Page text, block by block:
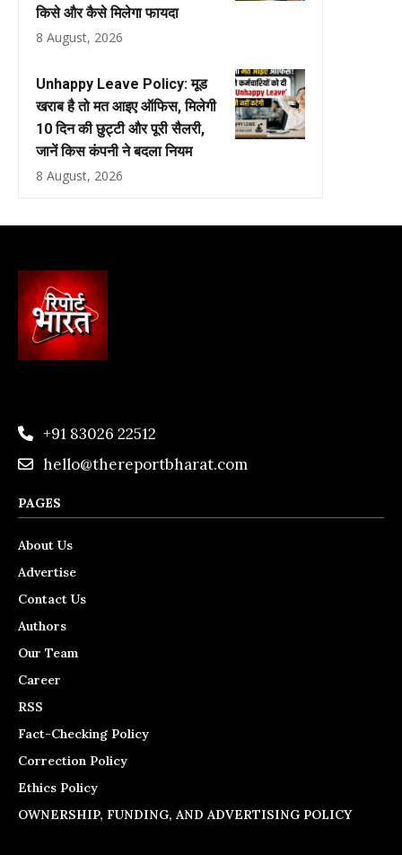
किसे और कैसे मिलेगा फायदा
8 August, 2026
Unhappy Leave Policy: मूड
खराब है तो मत आइए ऑफिस, मिलेगी
10 दिन की छुट्टी और पूरी सैलरी,
जानें किस कंपनी ने बदला नियम
8 August, 2026
+91 83026 22512
hello@thereportbharat.com
PAGES
About Us
Advertise
Contact Us
Authors
Our Team
Career
RSS
Fact-Checking Policy
Correction Policy
Ethics Policy
OWNERSHIP, FUNDING, AND ADVERTISING POLICY